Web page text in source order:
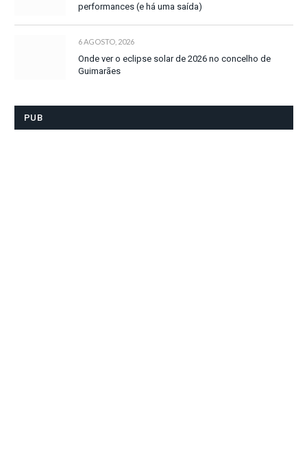
performances (e há uma saída)
6 AGOSTO, 2026
Onde ver o eclipse solar de 2026 no concelho de
Guimarães
PUB